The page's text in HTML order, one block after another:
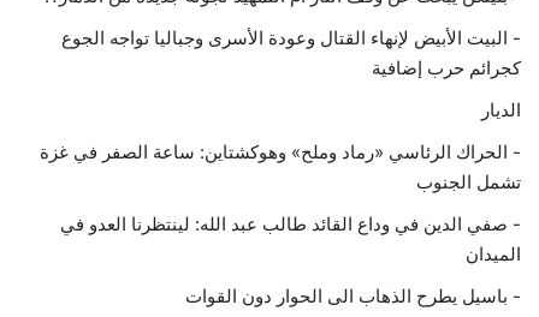
- البيت الأبيض لإنهاء القتال وعودة الأسرى وجباليا تواجه الجوع
كجرائم حرب إضافية
الديار
- الحراك الرئاسي «رماد وملح» وهوكشتاين: ساعة الصفر في غزة
تشمل الجنوب
- صفي الدين في وداع القائد طالب عبد الله: لينتظرنا العدو في
الميدان
- باسيل يطرح الذهاب الى الحوار دون القوات